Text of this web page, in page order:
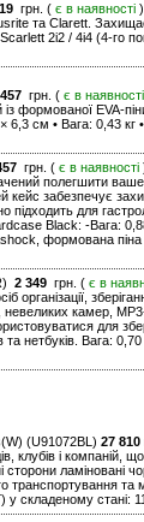
грн. ( є в наявності )
та Clarett.
2i2 / 4i4 (4-го
грн. ( є в наявності
формованої EVA-
6,3 см • Вага: 0,43 кг
грн. ( є в наявності
полегшити ваше
забезпечує
підходить для
Black: -Вага:
формована піна
2 349 грн. ( є в
камер,
для
нетбуків. Вага:
(U91072BL) 27 810
клубів і
та
у складеному